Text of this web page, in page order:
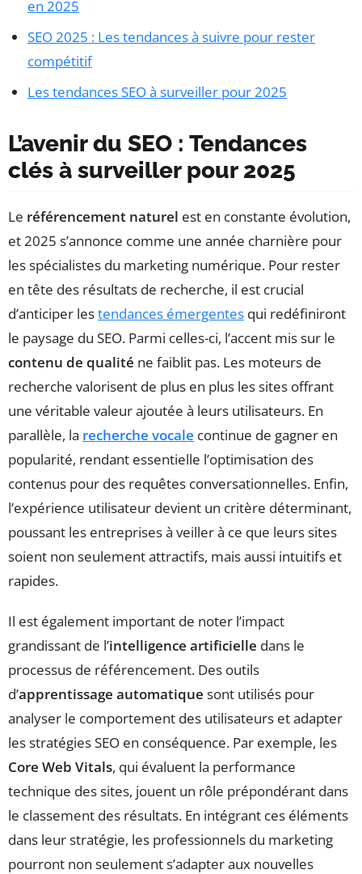
en 2025
SEO 2025 : Les tendances à suivre pour rester
compétitif
Les tendances SEO à surveiller pour 2025
L’avenir du SEO : Tendances
clés à surveiller pour 2025
Le référencement naturel est en constante évolution,
et 2025 s’annonce comme une année charnière pour
les spécialistes du marketing numérique. Pour rester
en tête des résultats de recherche, il est crucial
d’anticiper lestendances émergentes qui redéfiniront
le paysage du SEO. Parmi celles-ci, l’accent mis sur le
contenu de qualité ne faiblit pas. Les moteurs de
recherche valorisent de plus en plus les sites offrant
une véritable valeur ajoutée à leurs utilisateurs. En
parallèle, la recherche vocale continue de gagner en
popularité, rendant essentielle l’optimisation des
contenus pour des requêtes conversationnelles. Enfin,
l’expérience utilisateur devient un critère déterminant,
poussant les entreprises à veiller à ce que leurs sites
soient non seulement attractifs, mais aussi intuitifs et
rapides.
Il est également important de noter l’impact
grandissant de l’intelligence artificielle dans le
processus de référencement. Des outils
d’apprentissage automatique sont utilisés pour
analyser le comportement des utilisateurs et adapter
les stratégies SEO en conséquence. Par exemple, les
Core Web Vitals, qui évaluent la performance
technique des sites, jouent un rôle prépondérant dans
le classement des résultats. En intégrant ces éléments
dans leur stratégie, les professionnels du marketing
pourront non seulement s’adapter aux nouvelles